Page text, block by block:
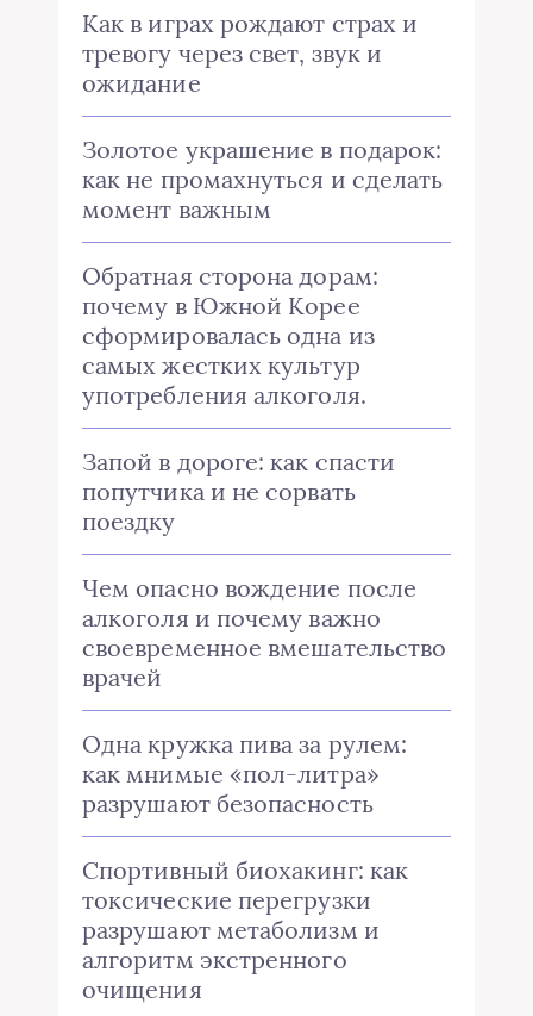
Как в играх рождают страх и
тревогу через свет, звук и
ожидание
Золотое украшение в подарок:
как не промахнуться и сделать
момент важным
Обратная сторона дорам:
почему в Южной Корее
сформировалась одна из
самых жестких культур
употребления алкоголя.
Запой в дороге: как спасти
попутчика и не сорвать
поездку
Чем опасно вождение после
алкоголя и почему важно
своевременное вмешательство
врачей
Одна кружка пива за рулем:
как мнимые «пол-литра»
разрушают безопасность
Спортивный биохакинг: как
токсические перегрузки
разрушают метаболизм и
алгоритм экстренного
очищения